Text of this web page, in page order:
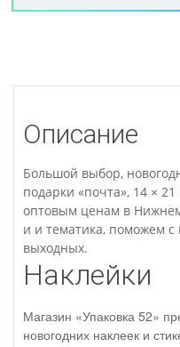
Описание
Большой выбор,
подарки «почта», 14 ×
оптовым ценам в
и и тематика, поможем
выходных.
Наклейки
Магазин «Упаковка 52»
новогодних наклеек и